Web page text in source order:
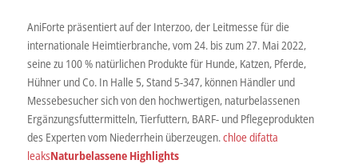
AniForte präsentiert auf der Interzoo, der Leitmesse für die
internationale Heimtierbranche, vom 24. bis zum 27. Mai 2022,
seine zu 100 % natürlichen Produkte für Hunde, Katzen, Pferde,
Hühner und Co. In Halle 5, Stand 5-347, können Händler und
Messebesucher sich von den hochwertigen, naturbelassenen
Ergänzungsfuttermitteln, Tierfuttern, BARF- und Pflegeprodukten
des Experten vom Niederrhein überzeugen.chloe difatta
leaksNaturbelassene Highlights